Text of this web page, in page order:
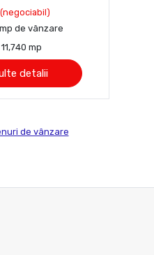
(negociabil)
de vânzare
11,740 mp
detalii
de vânzare